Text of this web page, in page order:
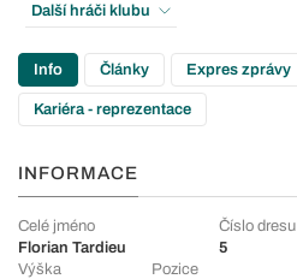
Další hráči klubu
Info Články Expres zprávy
Kariéra - reprezentace
INFORMACE
Celé jméno
Florian Tardieu
Číslo dresu
5
Výška
Pozice